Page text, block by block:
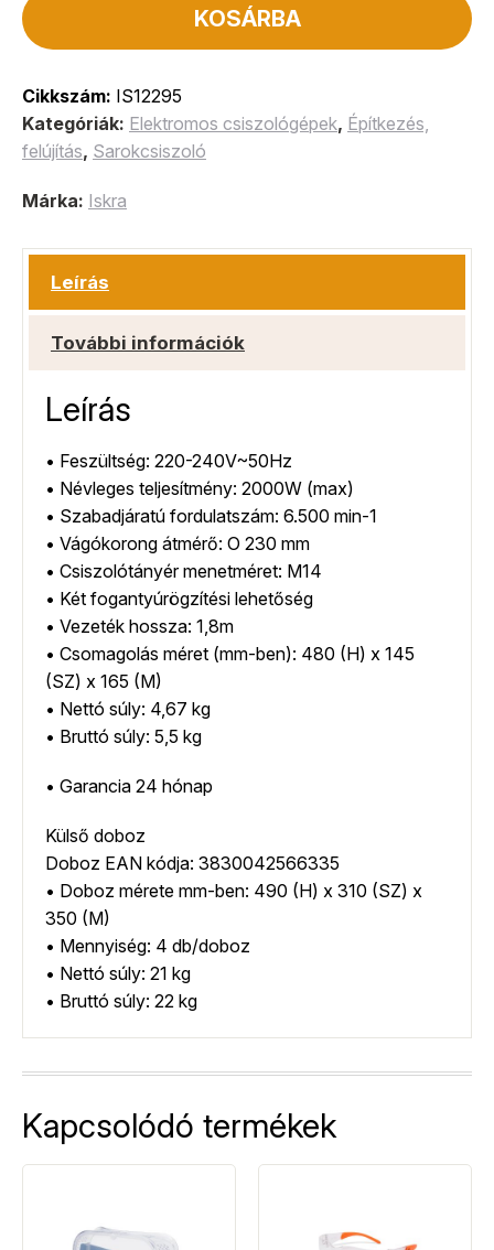
KOSÁRBA
Cikkszám: IS12295
Kategóriák: Elektromos csiszológépek, Építkezés,
felújítás, Sarokcsiszoló
Márka: Iskra
Leírás
További információk
Leírás
• Feszültség: 220-240V~50Hz
• Névleges teljesítmény: 2000W (max)
• Szabadjáratú fordulatszám: 6.500 min-1
• Vágókorong átmérő: O 230 mm
• Csiszolótányér menetméret: M14
• Két fogantyúrögzítési lehetőség
• Vezeték hossza: 1,8m
• Csomagolás méret (mm-ben): 480 (H) x 145
(SZ) x 165 (M)
• Nettó súly: 4,67 kg
• Bruttó súly: 5,5 kg
• Garancia 24 hónap
Külső doboz
Doboz EAN kódja: 3830042566335
• Doboz mérete mm-ben: 490 (H) x 310 (SZ) x
350 (M)
• Mennyiség: 4 db/doboz
• Nettó súly: 21 kg
• Bruttó súly: 22 kg
Kapcsolódó termékek